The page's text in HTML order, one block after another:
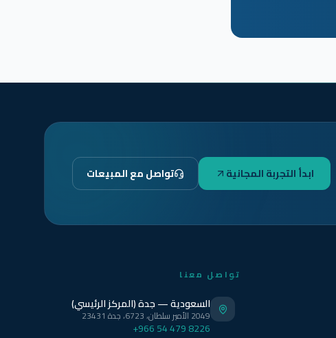
ابدأ التجربة المجانية تواصل مع المبيعات
تواصل معنا
السعودية — جدة (المركز الرئيسي)
2049 الأمير سلطان، 6723، جدة 23431
+966 54 479 8226